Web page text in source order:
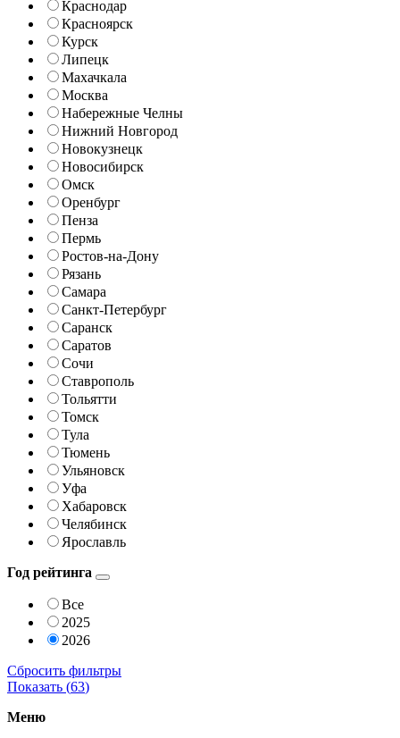
Краснодар
Красноярск
Курск
Липецк
Махачкала
Москва
Набережные Челны
Нижний Новгород
Новокузнецк
Новосибирск
Омск
Оренбург
Пенза
Пермь
Ростов-на-Дону
Рязань
Самара
Санкт-Петербург
Саранск
Саратов
Сочи
Ставрополь
Тольятти
Томск
Тула
Тюмень
Ульяновск
Уфа
Хабаровск
Челябинск
Ярославль
Год рейтинга
Все
2025
2026
Сбросить фильтры
Показать (63)
Меню